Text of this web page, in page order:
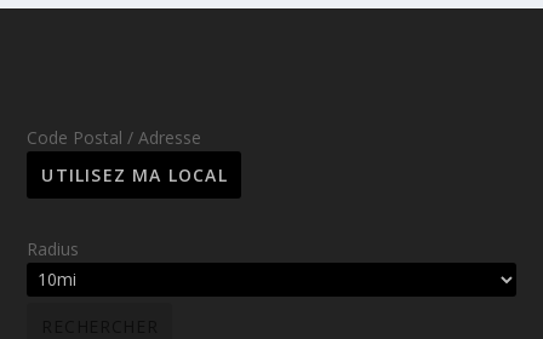
Code Postal / Adresse
Radius